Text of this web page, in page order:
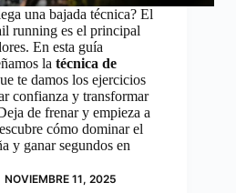
una bajada técnica? El
running es el principal
En esta guía
la técnica de
te damos los ejercicios
confianza y transformar
de frenar y empieza a
cómo dominar el
y ganar segundos en
NOVIEMBRE 11, 2025